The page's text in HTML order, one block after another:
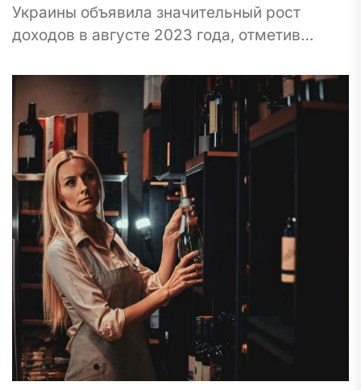
Украины объявила значительный рост
доходов в августе 2023 года, отметив
налога в национальный бюджет.
Впечатляющая сумма в 10...